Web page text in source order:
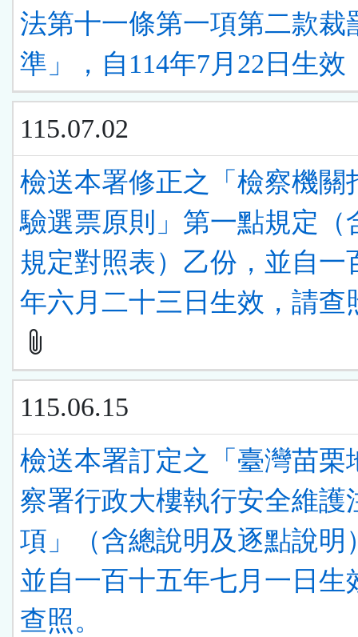
法第十一條第一項第二款裁
準」，自114年7月22日生效
115.07.02
檢送本署修正之「檢察機關
驗選票原則」第一點規定（
規定對照表）乙份，並自一
年六月二十三日生效，請查
115.06.15
檢送本署訂定之「臺灣苗栗
察署行政大樓執行安全維護
項」（含總說明及逐點說明
並自一百十五年七月一日生
查照。